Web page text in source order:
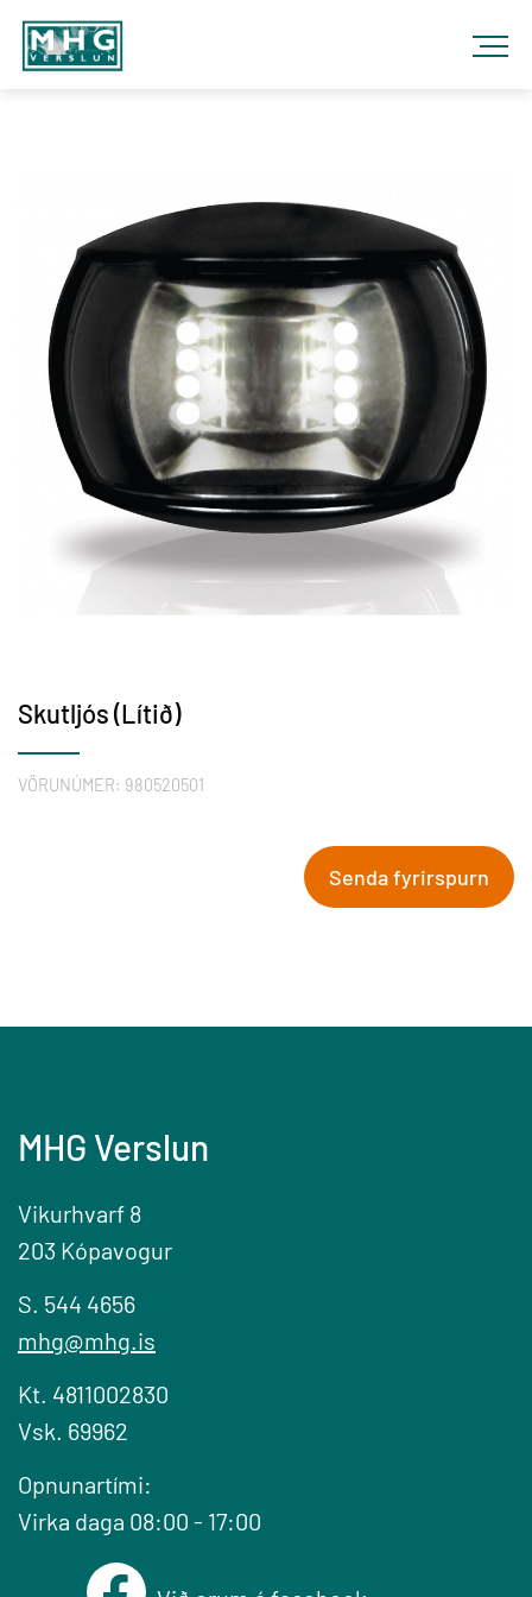
Fara
Skutljós (Lítið)
VÖRUNÚMER: 980520501
Senda fyrirspurn
MHG Verslun
Vikurhvarf 8
203 Kópavogur
S. 544 4656
mhg@mhg.is
Kt. 4811002830
Vsk. 69962
Opnunartími:
Virka daga 08:00 - 17:00